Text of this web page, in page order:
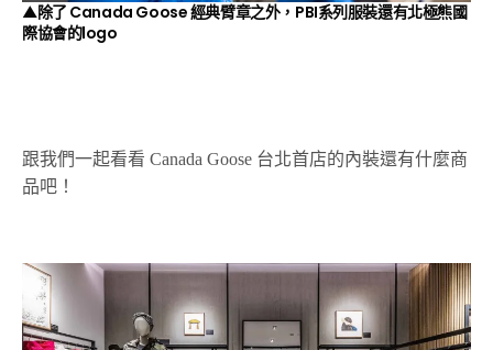
▲除了 Canada Goose 經典臂章之外，PBI系列服裝還有北極熊國
際協會的logo
跟我們一起看看 Canada Goose 台北首店的內裝還有什麼商
品吧！